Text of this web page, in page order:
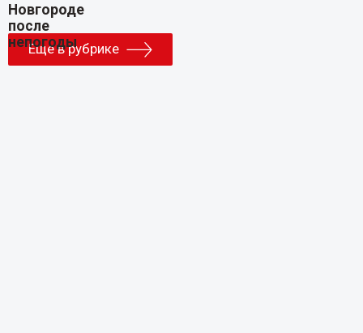
Еще в рубрике